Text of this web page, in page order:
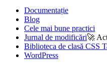
Documentație
Blog
Cele mai bune practici
Jurnal de modificări🚀
Biblioteca de clasă CSS
WordPress